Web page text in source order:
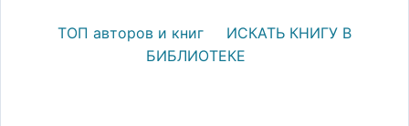
ТОП авторов и книг
ИСКАТЬ КНИГУ В
БИБЛИОТЕКЕ